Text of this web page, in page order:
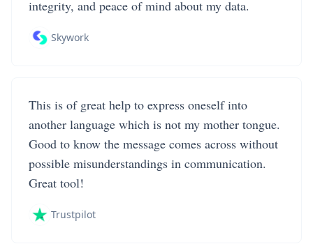
integrity, and peace of mind about my data.
Skywork
This is of great help to express oneself into
another language which is not my mother tongue.
Good to know the message comes across without
possible misunderstandings in communication.
Great tool!
Trustpilot